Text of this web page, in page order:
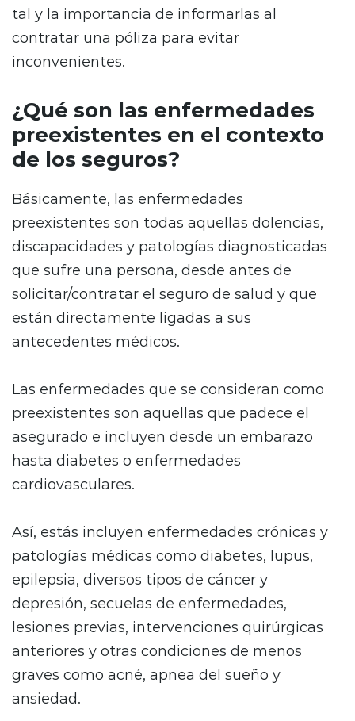
tal y la importancia de informarlas al
contratar una póliza para evitar
inconvenientes.
¿Qué son las enfermedades
preexistentes en el contexto
de los seguros?
Básicamente, las enfermedades
preexistentes son todas aquellas dolencias,
discapacidades y patologías diagnosticadas
que sufre una persona, desde antes de
solicitar/contratar el seguro de salud y que
están directamente ligadas a sus
antecedentes médicos.
Las enfermedades que se consideran como
preexistentes son aquellas que padece el
asegurado e incluyen desde un embarazo
hasta diabetes o enfermedades
cardiovasculares.
Así, estás incluyen enfermedades crónicas y
patologías médicas como diabetes, lupus,
epilepsia, diversos tipos de cáncer y
depresión, secuelas de enfermedades,
lesiones previas, intervenciones quirúrgicas
anteriores y otras condiciones de menos
graves como acné, apnea del sueño y
ansiedad.